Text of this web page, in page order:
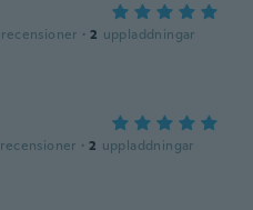
recensioner · 2 uppladdningar
recensioner · 2 uppladdningar